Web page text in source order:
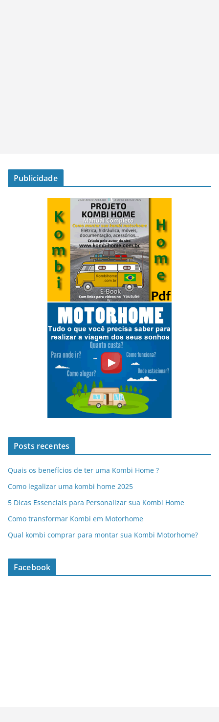
Publicidade
Posts recentes
Quais os benefícios de ter uma Kombi Home ?
Como legalizar uma kombi home 2025
5 Dicas Essenciais para Personalizar sua Kombi Home
Como transformar Kombi em Motorhome
Qual kombi comprar para montar sua Kombi Motorhome?
Facebook